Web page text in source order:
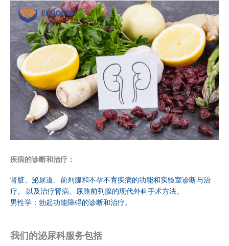
疾病的诊断和治疗：
肾脏、泌尿道、前列腺和不孕不育疾病的功能和实验室诊断与治
疗。 以及治疗肾病、尿路前列腺的现代外科手术方法。
男性学：勃起功能障碍的诊断和治疗。
我们的泌尿科服务包括